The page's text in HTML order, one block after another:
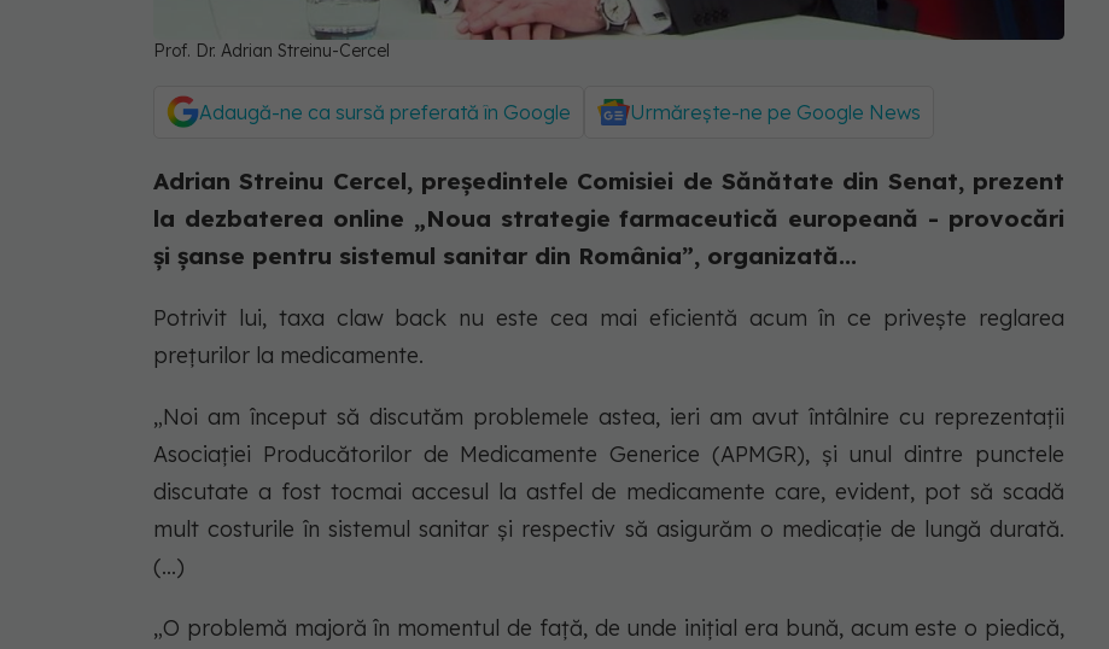
Prof. Dr. Adrian Streinu-Cercel
Adaugă-ne ca sursă preferată în Google Urmărește-ne pe Google News
Adrian Streinu Cercel, președintele Comisiei de Sănătate din Senat, prezent
la dezbaterea online „Noua strategie farmaceutică europeană - provocări
și șanse pentru sistemul sanitar din România”, organizată...
Potrivit lui, taxa claw back nu este cea mai eficientă acum în ce privește reglarea
prețurilor la medicamente.
„Noi am început să discutăm problemele astea, ieri am avut întâlnire cu reprezentații
Asociației Producătorilor de Medicamente Generice (APMGR), și unul dintre punctele
discutate a fost tocmai accesul la astfel de medicamente care, evident, pot să scadă
mult costurile în sistemul sanitar și respectiv să asigurăm o medicație de lungă durată.
(...)
„O problemă majoră în momentul de față, de unde inițial era bună, acum este o piedică,